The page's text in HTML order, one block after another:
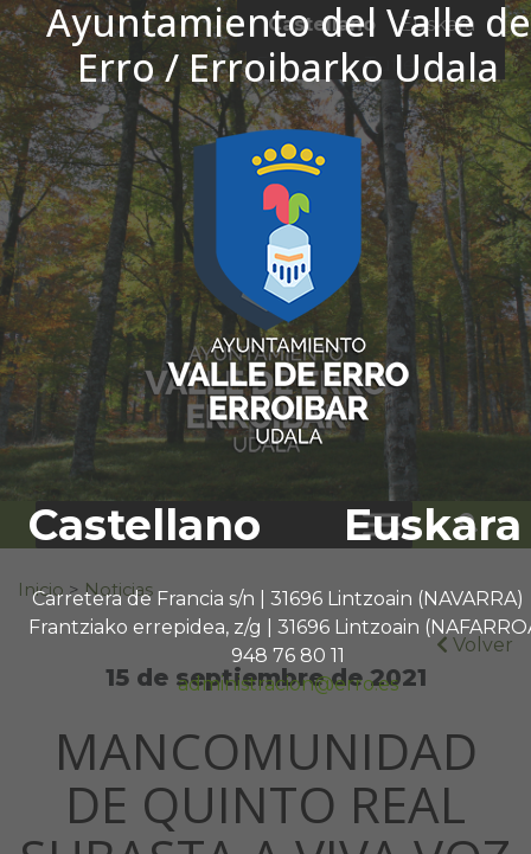
Ayuntamiento del Valle de
Erro / Erroibarko Udala
Castellano Euskara
Carretera de Francia s/n | 31696 Lintzoain (NAVARRA)
Frantziako errepidea, z/g | 31696 Lintzoain
948 76 80 11
administracion@erro.es
Ir al contenido
Castellano
Euskara
El tiempo - Tutiempo.net
Buscar:
Inicio > Noticias
Volver
15 de septiembre de 2021
MANCOMUNIDAD
DE QUINTO REAL